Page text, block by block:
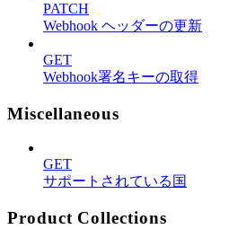
PATCH
Webhook ヘッダーの更新
GET
Webhook署名キーの取得
Miscellaneous
GET
サポートされている国
Product Collections